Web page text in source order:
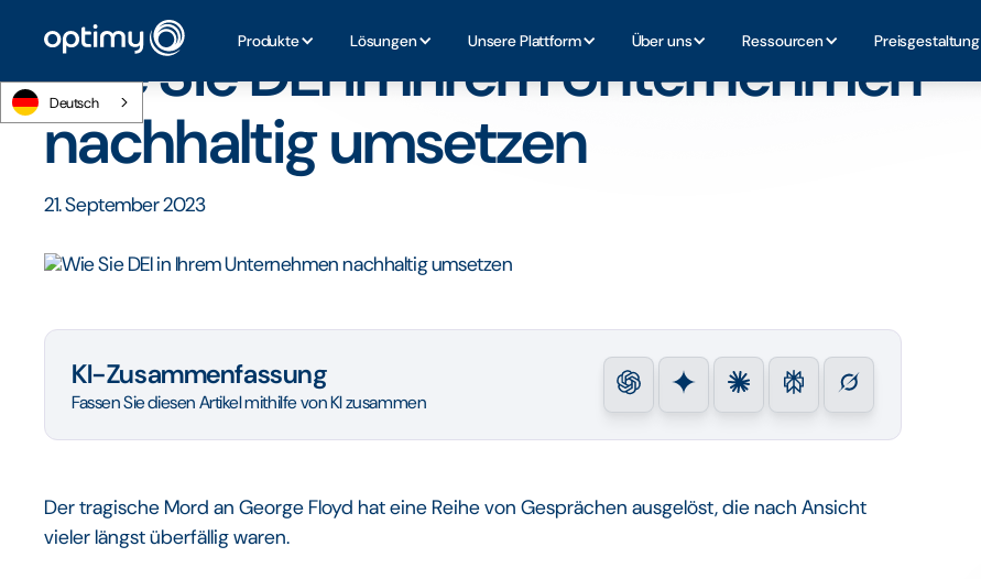
Produkte Lösungen Unsere Plattform Über uns Ressourcen Preisgestaltung
Deutsch
Wie Sie DEI in Ihrem Unternehmen
nachhaltig umsetzen
21. September 2023
KI-Zusammenfassung
Fassen Sie diesen Artikel mithilfe von KI zusammen
Der tragische Mord an George Floyd hat eine Reihe von Gesprächen ausgelöst, die nach Ansicht
vieler längst überfällig waren.